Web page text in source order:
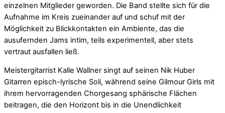
einzelnen Mitglieder geworden. Die Band stellte sich für die
Aufnahme im Kreis zueinander auf und schuf mit der
Möglichkeit zu Blickkontakten ein Ambiente, das die
ausufernden Jams intim, teils experimentell, aber stets
vertraut ausfallen ließ.
Meistergitarrist Kalle Wallner singt auf seinen Nik Huber
Gitarren episch-lyrische Soli, während seine Gilmour Girls mit
ihrem hervorragenden Chorgesang sphärische Flächen
beitragen, die den Horizont bis in die Unendlichkeit